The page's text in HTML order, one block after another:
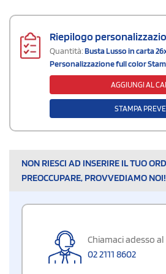
Riepilogo
Quantità:Busta Lusso in carta
Personalizzazione full color
AGGIUNGI AL
STAMPA
NON RIESCI AD INSERIRE IL TUO
PREOCCUPARE, PROVVEDIAMO NOI!
Chiamaci adesso al
02 2111 8602